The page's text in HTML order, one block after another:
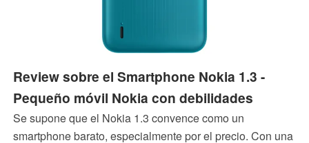
Review sobre el Smartphone Nokia 1.3 -
Pequeño móvil Nokia con debilidades
Se supone que el Nokia 1.3 convence como un
smartphone barato, especialmente por el precio. Con una